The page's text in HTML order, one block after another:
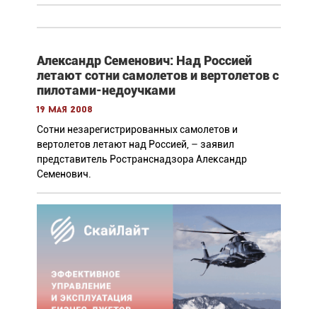
Александр Семенович: Над Россией
летают сотни самолетов и вертолетов с
пилотами-недоучками
19 мая 2008
Сотни незарегистрированных самолетов и
вертолетов летают над Россией, – заявил
представитель Ространснадзора Александр
Семенович.